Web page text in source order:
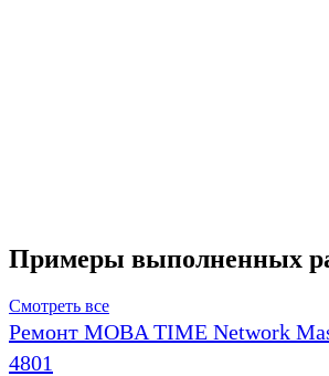
Примеры выполненных
Смотреть все
Ремонт MOBA TIME Network
4801